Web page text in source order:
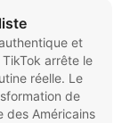
et
arrête le
réelle. Le
de
des Américains